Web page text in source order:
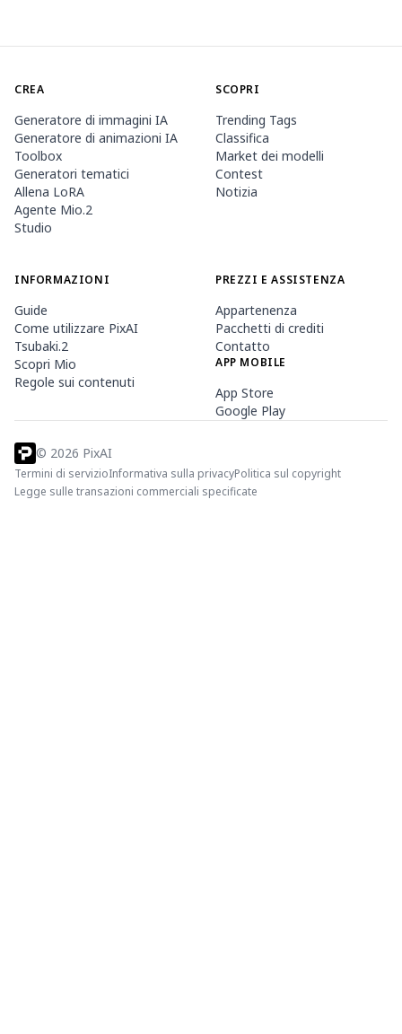
CREA
Generatore di immagini IA
Generatore di animazioni IA
Toolbox
Generatori tematici
Allena LoRA
Agente Mio.2
Studio
SCOPRI
Trending Tags
Classifica
Market dei modelli
Contest
Notizia
INFORMAZIONI
Guide
Come utilizzare PixAI
Tsubaki.2
Scopri Mio
Regole sui contenuti
PREZZI E ASSISTENZA
Appartenenza
Pacchetti di crediti
Contatto
APP MOBILE
App Store
Google Play
© 2026 PixAI
Termini di servizioInformativa sulla privacyPolitica sul copyright
Legge sulle transazioni commerciali specificate